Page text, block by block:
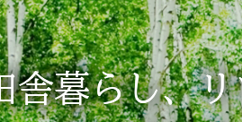
舎暮らし、
舎暮らし、